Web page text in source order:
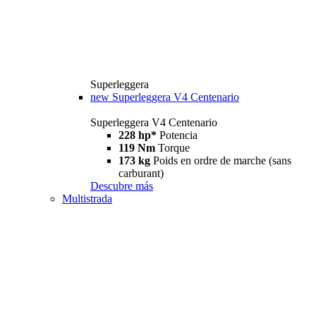
Superleggera
new Superleggera V4 Centenario
Superleggera V4 Centenario
228 hp* Potencia
119 Nm Torque
173 kg Poids en ordre de marche (sans
carburant)
Descubre más
Multistrada